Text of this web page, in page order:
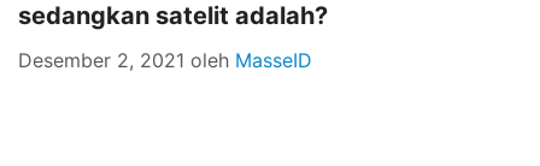
sedangkan satelit adalah?
Desember 2, 2021 oleh MasseID